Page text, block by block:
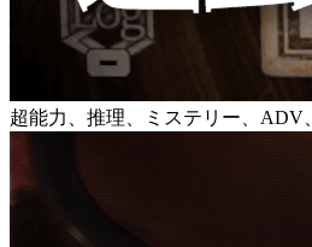
超能力、推理、ミステリー、